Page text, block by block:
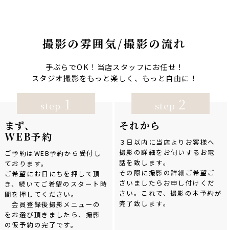
撮影の雰囲気/撮影の流れ
手ぶらでOK！当店スタッフにお任せ！
スタジオ撮影をもっと楽しく、もっと自由に！
まず、
WEB予約
ご予約はWEB予約から受付し
ております。
ご希望にお日にちを押して頂
き、続いてご希望のスタート時
間を押してください。
会員登録後撮影メニューの
をお選び頂きましたら、撮影
の仮予約の完了です。
step 1
それから
３日以内に当店よりお客様へ
撮影の詳細をお伺いするお電
話を致します。
その際に撮影の詳細ご希望ご
ざいましたらお申し付けくだ
さい。これで、撮影の本予約が
完了致します。
step 2